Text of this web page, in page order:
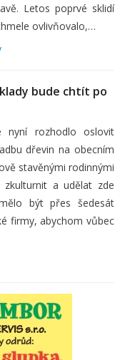
Letos poprvé sklidí
ovlivňovalo,…
bude chtít po
nyní rozhodlo oslovit
dřevin na obecním
stavěnými rodinnými
a udělat zde
být přes šedesát
firmy, abychom vůbec